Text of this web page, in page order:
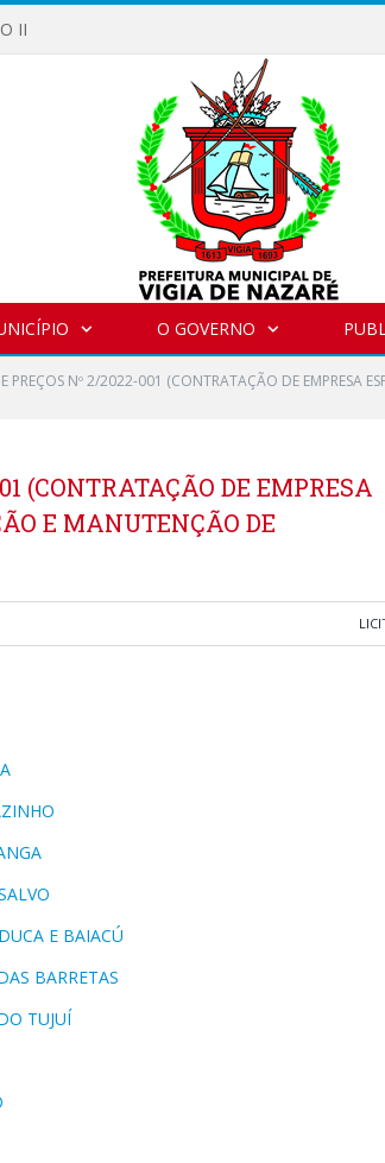
II
O GOVERNO
PREÇOS Nº 2/2022-001 (CONTRATAÇÃO DE EMPRESA
(CONTRATAÇÃO DE EMPRESA
E MANUTENÇÃO DE
E BAIACÚ
BARRETAS
TUJUÍ